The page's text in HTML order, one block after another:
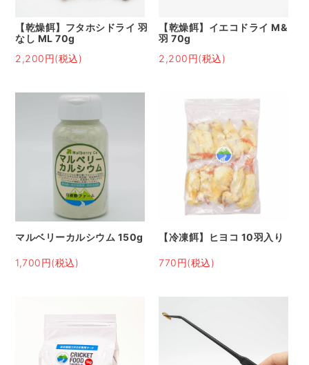
【乾燥餌】フタホシドライ 羽
なし ML 70g
2,200円(税込)
【乾燥餌】イエコドライ M&
羽 70g
2,200円(税込)
マルベリーカルシウム 150g
1,700円(税込)
【冷凍餌】ヒヨコ 10羽入り
770円(税込)